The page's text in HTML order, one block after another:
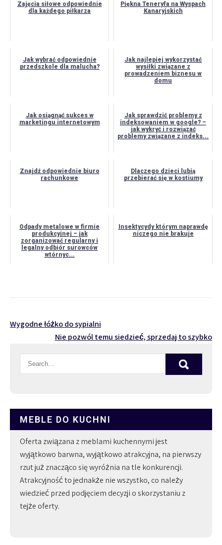
Zajęcia siłowe odpowiednie
dla każdego piłkarza
Piękna Teneryfa na Wyspach
Kanaryjskich
Jak wybrać odpowiednie
przedszkole dla malucha?
Jak najlepiej wykorzystać
wysiłki związane z
prowadzeniem biznesu w
domu
Jak osiągnąć sukces w
marketingu internetowym
Jak sprawdzić problemy z
indeksowaniem w google? –
jak wykryć i rozwiązać
problemy związane z indeks...
Znajdź odpowiednie biuro
rachunkowe
Dlaczego dzieci lubią
przebierać się w kostiumy
Odpady metalowe w firmie
produkcyjnej – jak
zorganizować regularny i
legalny odbiór surowców
wtórnyc...
Insektycydy którym naprawdę
niczego nie brakuje
Nawigacja
Wygodne łóżko do sypialni
Nie pozwól temu siedzieć, sprzedaj to szybko
MEBLE DO KUCHNI
Oferta związana z meblami kuchennymi jest
wyjątkowo barwna, wyjątkowo atrakcyjna, na pierwszy
rzut już znacząco się wyróżnia na tle konkurencji.
Atrakcyjność to jednakże nie wszystko, co należy
wiedzieć przed podjęciem decyzji o skorzystaniu z
tejże oferty.